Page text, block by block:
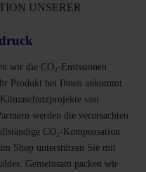
UNSERER
wir die CO₂-Emissionen
Produkt bei Ihnen ankommt.
von
werden die verursachten
CO₂-Kompensation
Shop unterstützen Sie mit
Gemeinsam packen wir